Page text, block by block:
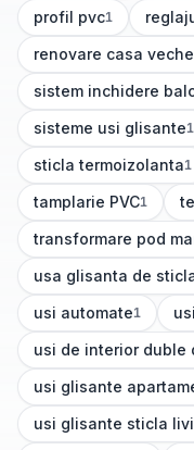
profil pvc
(1articole)
1 (1
renovare casa veche
(1articole)
sistem inchidere
(1articole)
sisteme usi glisante
(1articole) 1
sticla termoizolanta
(1articole) 1
tamplarie PVC
(1articole) 1 (1
transformare pod
(1articole)
usa glisanta de
(1articole)
usi automate
(1articole) 1 (1
usi de interior duble
(1articole)
usi glisante
(1articole)
usi glisante sticla
(1articole)